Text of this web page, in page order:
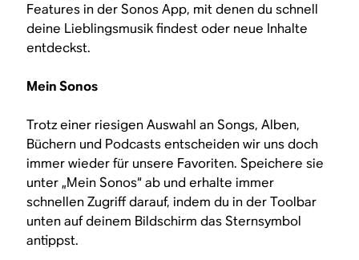
Features in der Sonos App, mit denen du schnell
deine Lieblingsmusik findest oder neue Inhalte
entdeckst.
Mein Sonos
Trotz einer riesigen Auswahl an Songs, Alben,
Büchern und Podcasts entscheiden wir uns doch
immer wieder für unsere Favoriten. Speichere sie
unter „Mein Sonos“ ab und erhalte immer
schnellen Zugriff darauf, indem du in der Toolbar
unten auf deinem Bildschirm das Sternsymbol
antippst.